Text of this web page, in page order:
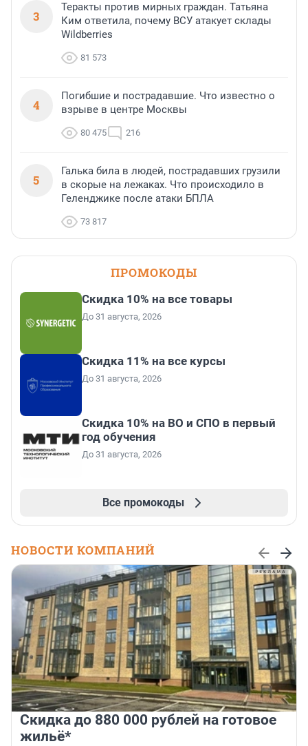
3
Теракты против мирных граждан. Татьяна
Ким ответила, почему ВСУ атакует склады
Wildberries
81 573
4
Погибшие и пострадавшие. Что известно о
взрыве в центре Москвы
80 475 216
5
Галька била в людей, пострадавших грузили
в скорые на лежаках. Что происходило в
Геленджике после атаки БПЛА
73 817
ПРОМОКОДЫ
Скидка 10% на все товары
До 31 августа, 2026
Скидка 11% на все курсы
До 31 августа, 2026
Скидка 10% на ВО и СПО в первый
год обучения
До 31 августа, 2026
Все промокоды
НОВОСТИ КОМПАНИЙ
Скидка до 880 000 рублей на готовое
жильё*